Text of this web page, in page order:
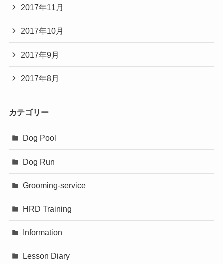
2017年11月
2017年10月
2017年9月
2017年8月
カテゴリー
Dog Pool
Dog Run
Grooming-service
HRD Training
Information
Lesson Diary